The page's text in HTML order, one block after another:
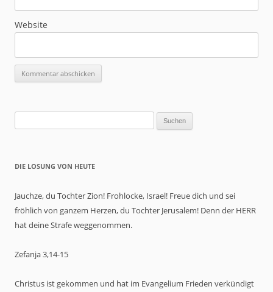
Website
DIE LOSUNG VON HEUTE
Jauchze, du Tochter Zion! Frohlocke, Israel! Freue dich und sei
fröhlich von ganzem Herzen, du Tochter Jerusalem! Denn der HERR
hat deine Strafe weggenommen.
Zefanja 3,14-15
Christus ist gekommen und hat im Evangelium Frieden verkündigt